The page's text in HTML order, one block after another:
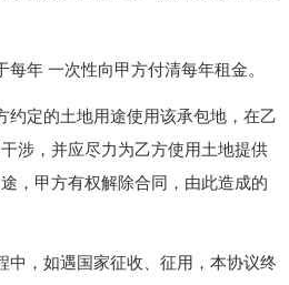
年 一次性向甲方付清每年租金。
定的土地用途使用该承包地，在乙
涉，并应尽力为乙方使用土地提供
，甲方有权解除合同，由此造成的
，如遇国家征收、征用，本协议终